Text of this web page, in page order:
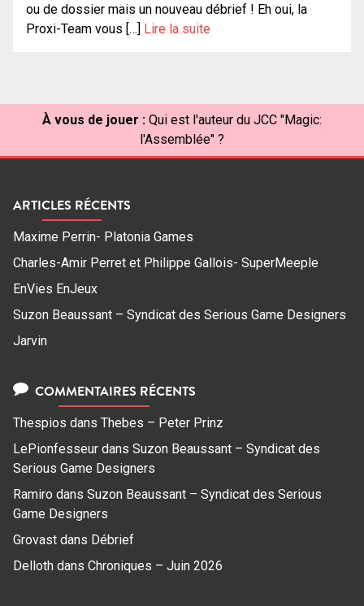
ou de dossier mais un nouveau débrief ! Eh oui, la
Proxi-Team vous […] Lire la suite
À vous de jouer : Qui est l'auteur du JCC "Magic:
l'Assemblée" ?
ARTICLES RÉCENTS
Maxime Perrin- Platonia Games
Charles-Amir Perret et Philippe Gallois- SuperMeeple
EnVies EnJeux
Suzon Beaussant – Syndicat des Serious Game Designers
Jarvin
COMMENTAIRES RÉCENTS
Thespios dans Thebes – Peter Prinz
LePionfesseur dans Suzon Beaussant – Syndicat des
Serious Game Designers
Ramiro dans Suzon Beaussant – Syndicat des Serious
Game Designers
Grovast dans Débrief
Delloth dans Chroniques – Juin 2026